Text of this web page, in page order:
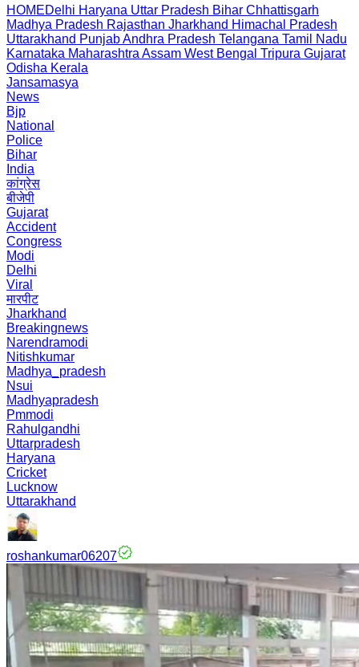
HOMEDelhi Haryana Uttar Pradesh Bihar Chhattisgarh
Madhya Pradesh Rajasthan Jharkhand Himachal Pradesh
Uttarakhand PunjabAndhra Pradesh Telangana Tamil Nadu
Karnataka Maharashtra Assam West Bengal Tripura Gujarat
Odisha Kerala
Jansamasya
News
Bjp
National
Police
Bihar
India
कांग्रेस
बीजेपी
Gujarat
Accident
Congress
Modi
Delhi
Viral
मारपीट
Jharkhand
Breakingnews
Narendramodi
Nitishkumar
Madhya_pradesh
Nsui
Madhyapradesh
Pmmodi
Rahulgandhi
Uttarpradesh
Haryana
Cricket
Lucknow
Uttarakhand
roshankumar06207